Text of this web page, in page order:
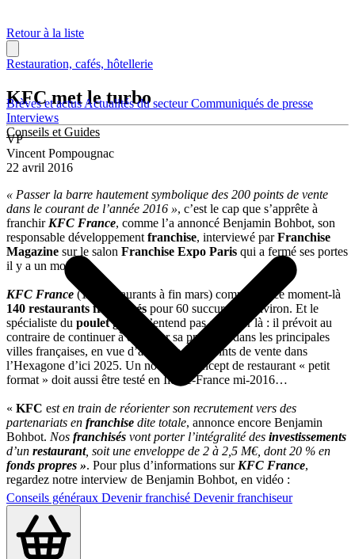
Brèves et actusActualités du secteurCommuniqués de presse
Interviews
Conseils et Guides
Conseils généraux Devenir franchisé Devenir franchiseur
Retour à la liste
Restauration, cafés, hôtellerie
KFC met le turbo
VP
Vincent Pompougnac
22 avril 2016
« Passer la barre hautement symbolique des 200 points de vente
dans le courant de l’année 2016 », c’est le cap que s’apprête à
franchir KFC France, comme l’a annoncé Benjamin Bohbot, son
responsable développement franchise, interviewé parFranchise
Magazine sur le salon Franchise Expo Paris qui a fermé ses portes
il y a un mois.
KFC France (190 restaurants à fin mars) comptera à ce moment-là
140 restaurants franchisés pour 60 succursales environ. Et le
spécialiste du poulet grillé
n’entend pas en rester là : il prévoit au
contraire de continuer à densifier sa présence dans les principales
villes françaises, en vue d’atteindre 500 points de vente dans
l’Hexagone d’ici 2025. Un nouveau concept de restaurant « petit
format » doit aussi être testé en Ile-de-France mi-2016…
« KFC est en train de réorienter son recrutement vers des
partenariats en franchise dite totale, annonce encore Benjamin
Bohbot. Nos franchisés vont porter l’intégralité des investissements
d’un restaurant, soit une enveloppe de 2 à 2,5 M€, dont 20 % en
fonds propres ». Pour plus d’informations sur KFC France,
regardez notre interview de Benjamin Bohbot, en vidéo :
Partager sur :